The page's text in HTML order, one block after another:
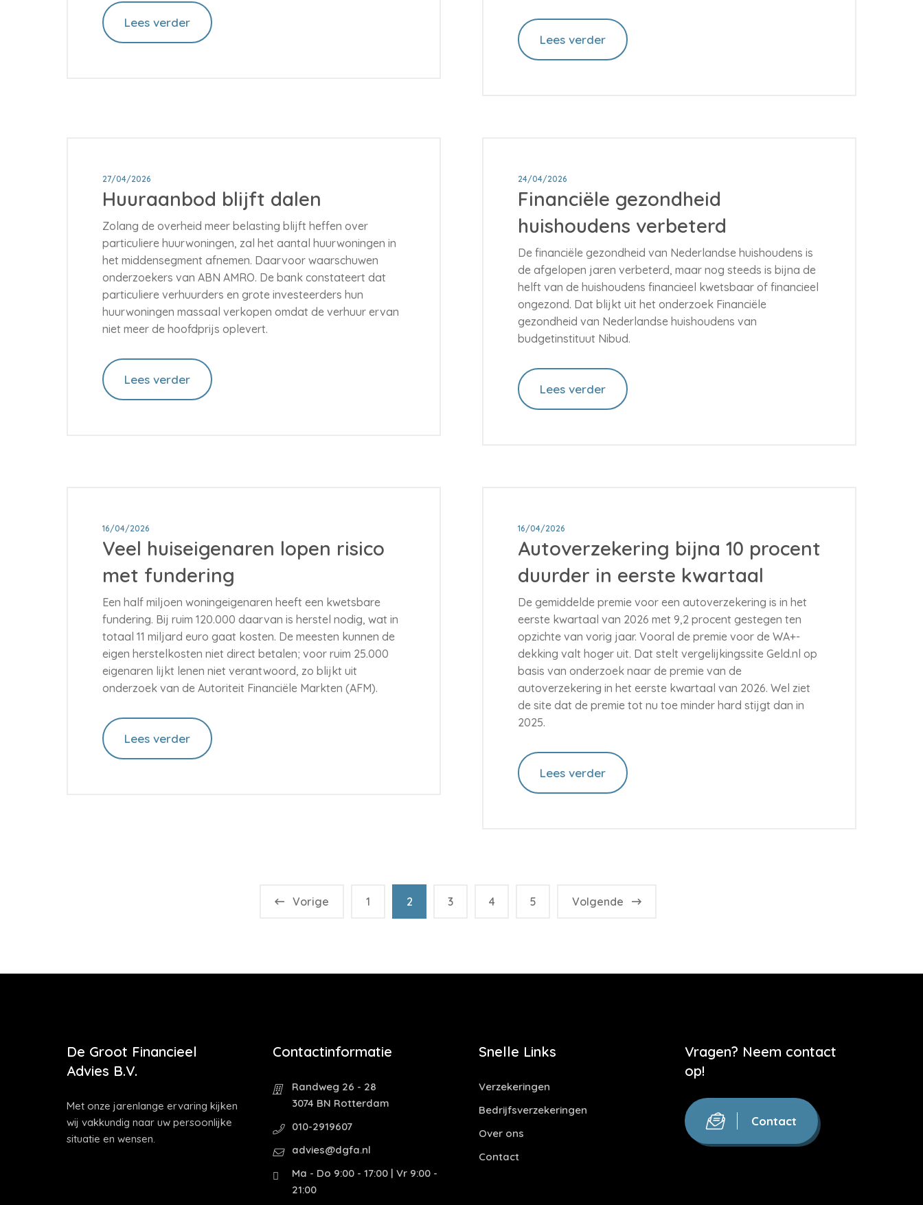
Lees verder
Lees verder
27/04/2026
Huuraanbod blijft dalen
Zolang de overheid meer belasting blijft heffen over
particuliere huurwoningen, zal het aantal huurwoningen in
het middensegment afnemen. Daarvoor waarschuwen
onderzoekers van ABN AMRO. De bank constateert dat
particuliere verhuurders en grote investeerders hun
huurwoningen massaal verkopen omdat de verhuur ervan
niet meer de hoofdprijs oplevert.
Lees verder
24/04/2026
Financiële gezondheid
huishoudens verbeterd
De financiële gezondheid van Nederlandse huishoudens is
de afgelopen jaren verbeterd, maar nog steeds is bijna de
helft van de huishoudens financieel kwetsbaar of financieel
ongezond. Dat blijkt uit het onderzoek Financiële
gezondheid van Nederlandse huishoudens van
budgetinstituut Nibud.
Lees verder
16/04/2026
Veel huiseigenaren lopen risico
met fundering
Een half miljoen woningeigenaren heeft een kwetsbare
fundering. Bij ruim 120.000 daarvan is herstel nodig, wat in
totaal 11 miljard euro gaat kosten. De meesten kunnen de
eigen herstelkosten niet direct betalen; voor ruim 25.000
eigenaren lijkt lenen niet verantwoord, zo blijkt uit
onderzoek van de Autoriteit Financiële Markten (AFM).
Lees verder
16/04/2026
Autoverzekering bijna 10 procent
duurder in eerste kwartaal
De gemiddelde premie voor een autoverzekering is in het
eerste kwartaal van 2026 met 9,2 procent gestegen ten
opzichte van vorig jaar. Vooral de premie voor de WA+-
dekking valt hoger uit. Dat stelt vergelijkingssite Geld.nl op
basis van onderzoek naar de premie van de
autoverzekering in het eerste kwartaal van 2026. Wel ziet
de site dat de premie tot nu toe minder hard stijgt dan in
2025.
Lees verder
Vorige 1 2 3 4 5 Volgende
De Groot Financieel
Advies B.V.
Met onze jarenlange ervaring kijken
wij vakkundig naar uw persoonlijke
situatie en wensen.
Contactinformatie
Randweg 26 - 28
3074 BN Rotterdam
010-2919607
advies@dgfa.nl
Ma - Do 9:00 - 17:00 | Vr 9:00 -
21:00
Snelle Links
Verzekeringen
Bedrijfsverzekeringen
Over ons
Contact
Vragen? Neem contact
op!
Contact